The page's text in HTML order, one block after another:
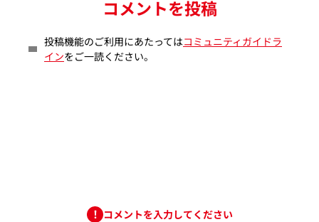
コメントを投稿
投稿機能のご利用にあたってはコミュニティガイドラ
インをご一読ください。
コメントを入力してください